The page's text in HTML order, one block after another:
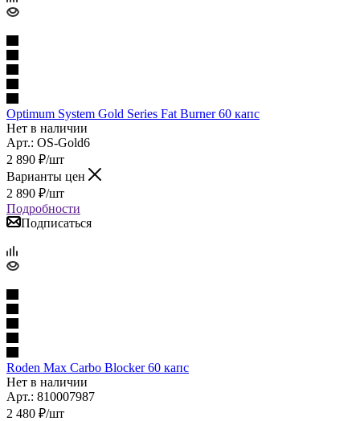
Optimum System Gold Series Fat Burner 60 капс
Нет в наличии
Арт.: OS-Gold6
2 890 ₽/шт
Варианты цен
2 890 ₽/шт
Подробности
Подписаться
Roden Max Carbo Blocker 60 капс
Нет в наличии
Арт.: 810007987
2 480 ₽/шт